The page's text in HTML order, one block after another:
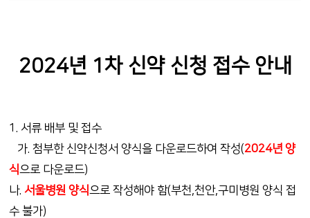
2024년 1차 신약 신청 접수 안내
1. 서류 배부 및 접수
가. 첨부한 신약신청서 양식을 다운로드하여 작성(2024년 양
식으로 다운로드)
나.서울병원 양식으로 작성해야 함(부천,천안,구미병원 양식 접
수 불가)